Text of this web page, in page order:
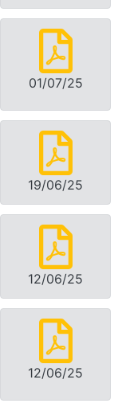
01/07/25
19/06/25
12/06/25
12/06/25